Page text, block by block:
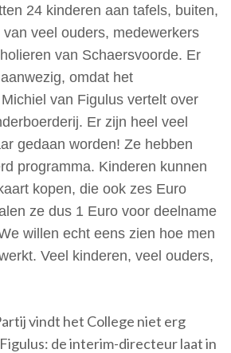
24 kinderen aan tafels, buiten,
veel ouders, medewerkers
van Schaersvoorde. Er
omdat het
van Figulus vertelt over
Er zijn heel veel
gedaan worden! Ze hebben
programma. Kinderen kunnen
kopen, die ook zes Euro
ze dus 1 Euro voor deelname
willen echt eens zien hoe men
Veel kinderen, veel ouders,
vindt het College niet erg
de interim-directeur laat in